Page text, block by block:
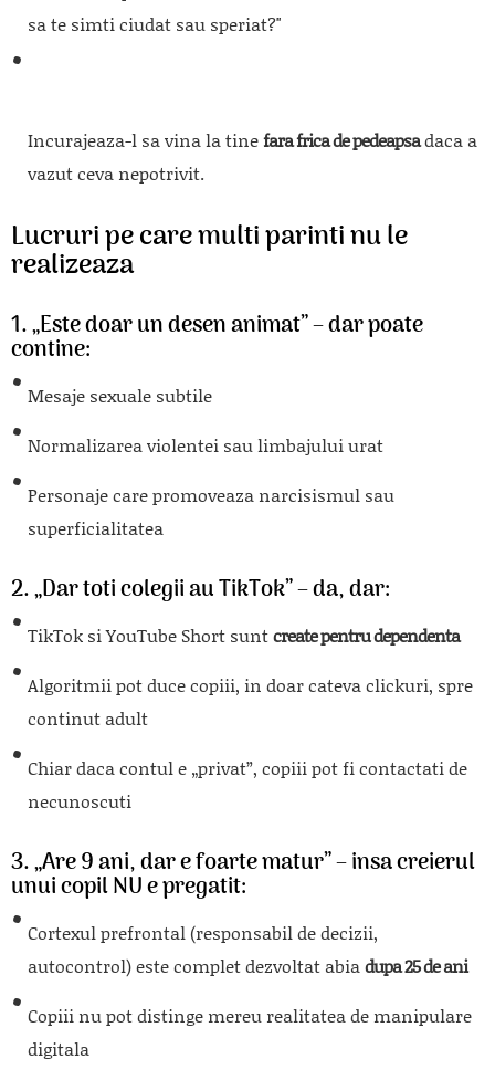
sa te simti ciudat sau speriat?"
Incurajeaza-l sa vina la tinefara frica de pedeapsadaca a
vazut ceva nepotrivit.
Lucruri pe care multi parinti nu le
realizeaza
1. „Este doar un desen animat” – dar poate
contine:
Mesaje sexuale subtile
Normalizarea violentei sau limbajului urat
Personaje care promoveaza narcisismul sau
superficialitatea
2. „Dar toti colegii au TikTok” – da, dar:
TikTok si YouTube Short suntcreate pentru dependenta
Algoritmii pot duce copiii, in doar cateva clickuri, spre
continut adult
Chiar daca contul e „privat”, copiii pot fi contactati de
necunoscuti
3. „Are 9 ani, dar e foarte matur” – insa creierul
unui copil NU e pregatit:
Cortexul prefrontal (responsabil de decizii,
autocontrol) este complet dezvoltat abiadupa 25 de ani
Copiii nu pot distinge mereu realitatea de manipulare
digitala